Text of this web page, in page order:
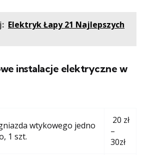
Elektryk Łapy 21 Najlepszych
instalacje elektryczne w
wtykowego jedno
1 szt.
20 zł
–
30zł